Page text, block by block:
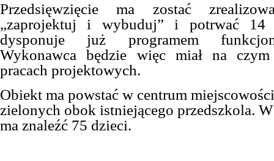
Przedsięwzięcie ma zostać
„zaprojektuj i wybuduj” i potrwać 14
dysponuje już programem
Wykonawca będzie więc miał na
pracach projektowych.
Obiekt ma powstać w centrum
zielonych obok istniejącego przedszkola.
ma znaleźć 75 dzieci.